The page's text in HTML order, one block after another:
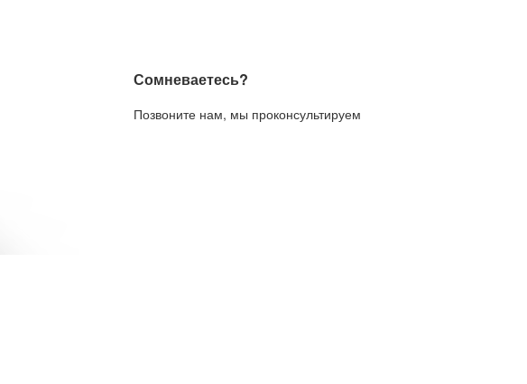
Сомневаетесь?
Позвоните нам, мы проконсультируем